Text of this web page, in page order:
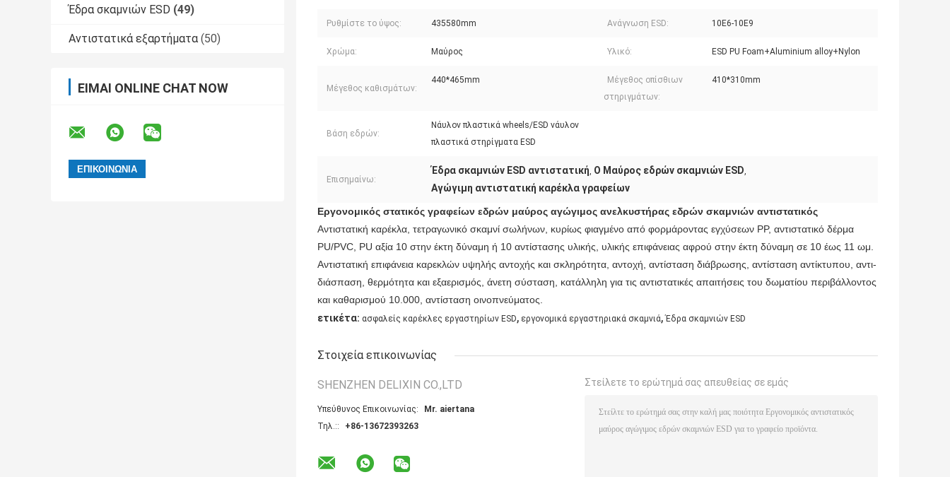
Έδρα σκαμνιών ESD (49)
Αντιστατικά εξαρτήματα (50)
ΕΊΜΑΙ ONLINE CHAT NOW
Ρυθμίστε το ύψος: 435580mm Ανάγνωση ESD: 10E6-10E9
Χρώμα: Μαύρος Υλικό: ESD PU Foam+Aluminium alloy+Nylon
Μέγεθος καθισμάτων:
440*465mm
Μέγεθος οπίσθιων
στηριγμάτων:
410*310mm
Βάση εδρών:
Νάυλον πλαστικά wheels/ESD νάυλον
πλαστικά στηρίγματα ESD
Επισημαίνω:
Έδρα σκαμνιών ESD αντιστατική, Ο Μαύρος εδρών σκαμνιών ESD,
Αγώγιμη αντιστατική καρέκλα γραφείων
Εργονομικός στατικός γραφείων εδρών μαύρος αγώγιμος ανελκυστήρας εδρών σκαμνιών αντιστατικός
Αντιστατική καρέκλα, τετραγωνικό σκαμνί σωλήνων, κυρίως φιαγμένο από φορμάροντας εγχύσεων PP, αντιστατικό δέρμα
PU/PVC, PU αξία 10 στην έκτη δύναμη ή 10 αντίστασης υλικής, υλικής επιφάνειας αφρού στην έκτη δύναμη σε 10 έως 11 ωμ.
Αντιστατική επιφάνεια καρεκλών υψηλής αντοχής και σκληρότητα, αντοχή, αντίσταση διάβρωσης, αντίσταση αντίκτυπου, αντι-
διάσπαση, θερμότητα και εξαερισμός, άνετη σύσταση, κατάλληλη για τις αντιστατικές απαιτήσεις του δωματίου περιβάλλοντος
και καθαρισμού 10.000, αντίσταση οινοπνεύματος.
ετικέτα: ασφαλείς καρέκλες εργαστηρίων ESD, εργονομικά εργαστηριακά σκαμνιά, Έδρα σκαμνιών ESD
Στοιχεία επικοινωνίας
SHENZHEN DELIXIN CO.,LTD
Υπεύθυνος Επικοινωνίας:
Mr. aiertana
Τηλ.::
+86-13672393263
Στείλετε το ερώτημά σας απευθείας σε εμάς